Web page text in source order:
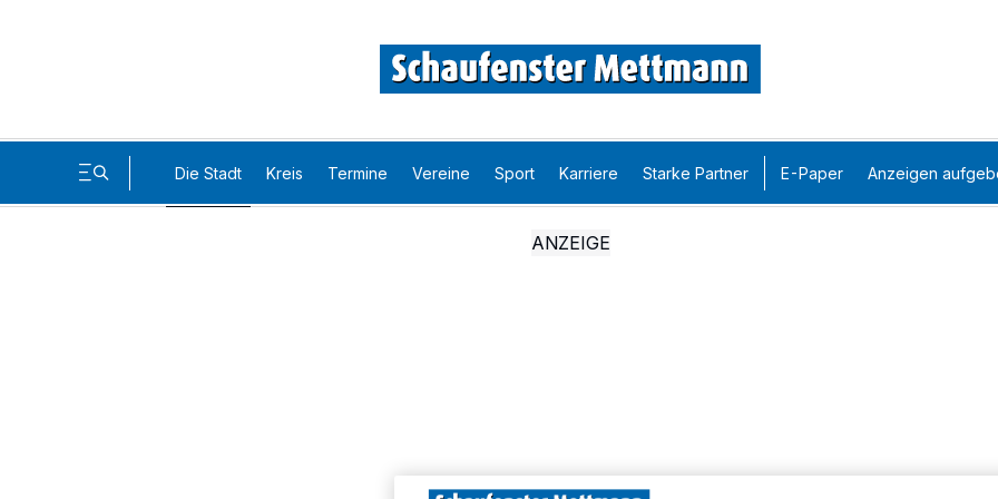
Die Stadt Kreis Termine Vereine Sport Karriere Starke Partner E-Paper Anzeigen